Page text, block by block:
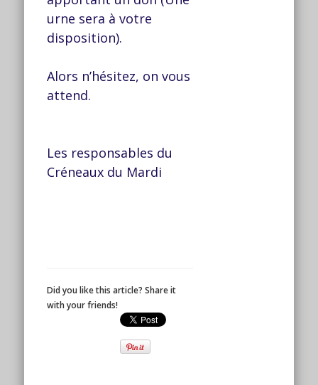
urne sera à votre
disposition).
Alors n’hésitez, on vous
attend.
Les responsables du
Créneaux du Mardi
Did you like this article? Share it
with your friends!